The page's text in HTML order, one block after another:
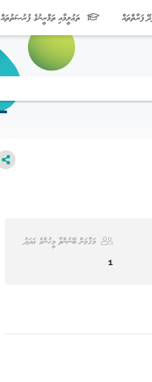
ފަރާތްތައް ތަޢުލީމާއި ތަމްރީނުގެ ފުރުޞަތުތައް
މަޤާމަށް ބޭނުންވާ މީހުންގެ ޢަދަދު
1